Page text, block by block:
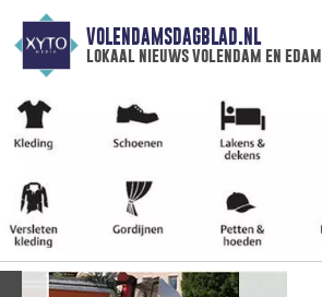
VOLENDAMSDAGBLAD.NL
lokaal nieuws volendam en edam